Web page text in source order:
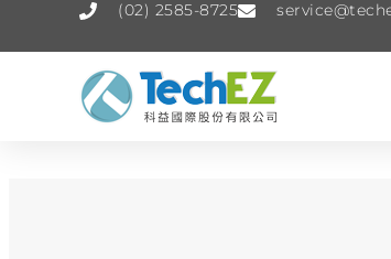
(02) 2585-8725